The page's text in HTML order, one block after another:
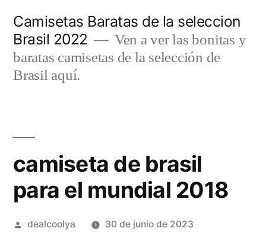
contenido
Camisetas Baratas de la seleccion
Brasil 2022
Ven a ver las bonitas y
baratas camisetas de la selección de
Brasil aquí.
camiseta de brasil
para el mundial 2018
Publicado
dealcoolya 30 de junio de 2023